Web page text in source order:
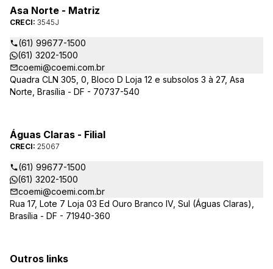
Asa Norte - Matriz
CRECI: 3545J
(61) 99677-1500
(61) 3202-1500
coemi@coemi.com.br
Quadra CLN 305, 0, Bloco D Loja 12 e subsolos 3 à 27, Asa
Norte, Brasília - DF - 70737-540
Águas Claras - Filial
CRECI: 25067
(61) 99677-1500
(61) 3202-1500
coemi@coemi.com.br
Rua 17, Lote 7 Loja 03 Ed Ouro Branco IV, Sul (Águas Claras),
Brasília - DF - 71940-360
Outros links